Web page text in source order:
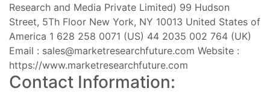
Research and Media Private Limited) 99 Hudson
Street, 5Th Floor New York, NY 10013 United States of
America 1 628 258 0071 (US) 44 2035 002 764 (UK)
Email : sales@marketresearchfuture.com Website :
https://www.marketresearchfuture.com
Contact Information: